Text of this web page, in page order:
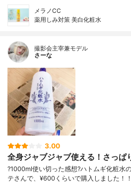
メラノCC
薬用しみ対策 美白化粧水
撮影会主宰兼モデル
さーな
3.00
全身ジャブジャブ使える！さっぱ
?1000ml使い切った感想?ハトムギ化粧水
テさんで、¥600くらいで購入しました！